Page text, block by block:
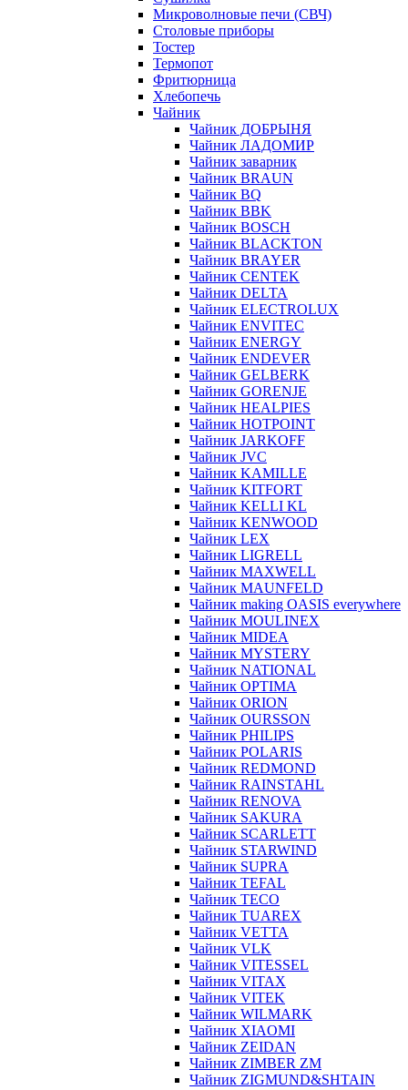
Микроволновые печи (СВЧ)
Столовые приборы
Тостер
Термопот
Фритюрница
Хлебопечь
Чайник
Чайник ДОБРЫНЯ
Чайник ЛАДОМИР
Чайник заварник
Чайник BRAUN
Чайник BQ
Чайник BBK
Чайник BOSCH
Чайник BLACKTON
Чайник BRAYER
Чайник CENTEK
Чайник DELTA
Чайник ELECTROLUX
Чайник ENVITEC
Чайник ENERGY
Чайник ENDEVER
Чайник GELBERK
Чайник GORENJE
Чайник HEALPIES
Чайник HOTPOINT
Чайник JARKOFF
Чайник JVC
Чайник KAMILLE
Чайник KITFORT
Чайник KELLI KL
Чайник KENWOOD
Чайник LEX
Чайник LIGRELL
Чайник MAXWELL
Чайник MAUNFELD
Чайник making OASIS everywhere
Чайник MOULINEX
Чайник MIDEA
Чайник MYSTERY
Чайник NATIONAL
Чайник OPTIMA
Чайник ORION
Чайник OURSSON
Чайник PHILIPS
Чайник POLARIS
Чайник REDMOND
Чайник RAINSTAHL
Чайник RENOVA
Чайник SAKURA
Чайник SCARLETT
Чайник STARWIND
Чайник SUPRA
Чайник TEFAL
Чайник TECO
Чайник TUAREX
Чайник VETTA
Чайник VLK
Чайник VITESSEL
Чайник VITAX
Чайник VITEK
Чайник WILMARK
Чайник XIAOMI
Чайник ZEIDAN
Чайник ZIMBER ZM
Чайник ZIGMUND&SHTAIN